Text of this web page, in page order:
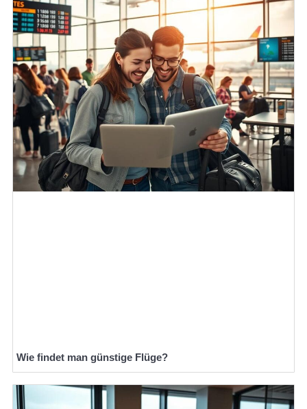
Wie findet man günstige Flüge?